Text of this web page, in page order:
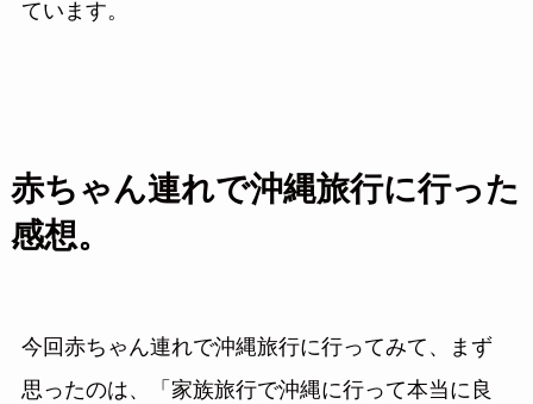
ています。
赤ちゃん連れで沖縄旅行に行った
感想。
今回赤ちゃん連れで沖縄旅行に行ってみて、まず
思ったのは、「家族旅行で沖縄に行って本当に良